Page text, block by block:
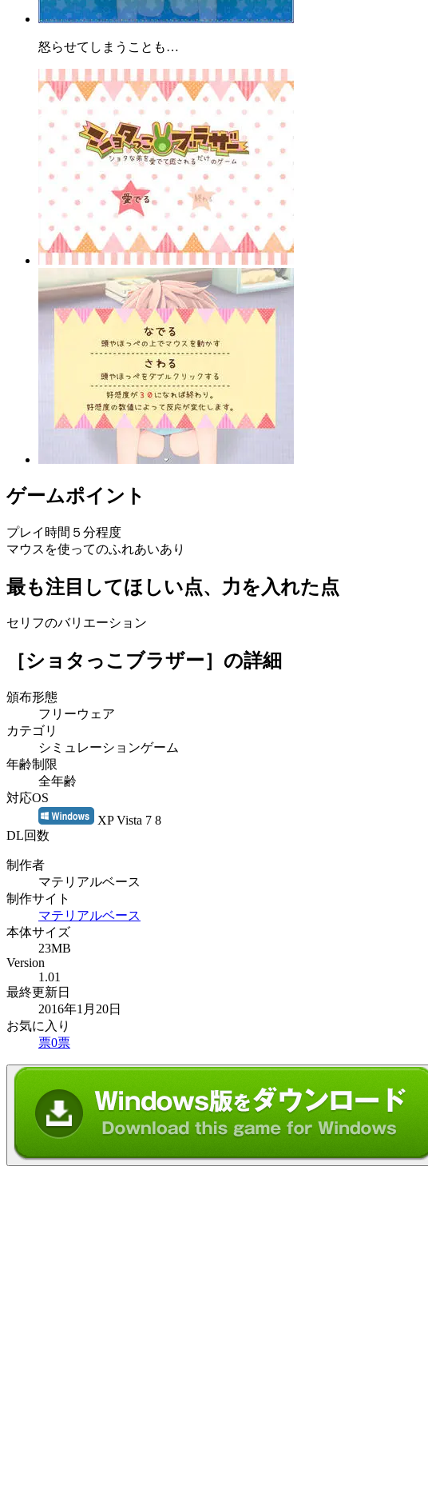
怒らせてしまうことも…
ゲームポイント
プレイ時間５分程度
マウスを使ってのふれあいあり
最も注目してほしい点、力を入れた点
セリフのバリエーション
［ショタっこブラザー］ の詳細
頒布形態
フリーウェア
カテゴリ
シミュレーションゲーム
年齢制限
全年齢
対応OS
XP Vista 7 8
DL回数
制作者
マテリアルベース
制作サイト
マテリアルベース
本体サイズ
23MB
Version
1.01
最終更新日
2016年1月20日
お気に入り
票0票